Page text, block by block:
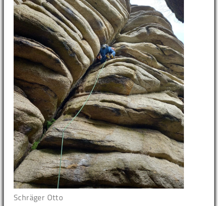
Schräger Otto